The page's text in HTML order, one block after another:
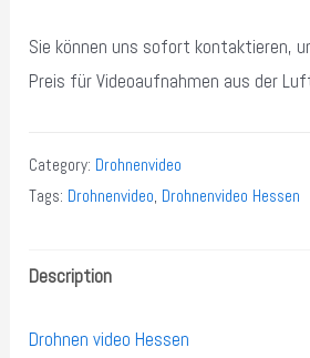
Sie können uns sofort kontaktieren,
Preis für Videoaufnahmen aus der
Category: Drohnenvideo
Tags: Drohnenvideo, Drohnenvideo Hessen
Description
Drohnen video Hessen